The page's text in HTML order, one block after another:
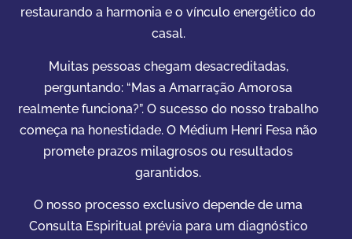
restaurando a harmonia e o vínculo energético do
casal.
Muitas pessoas chegam desacreditadas,
perguntando: “Mas a Amarração Amorosa
realmente funciona?”. O sucesso do nosso trabalho
começa na honestidade. O Médium Henri Fesa não
promete prazos milagrosos ou resultados
garantidos.
O nosso processo exclusivo depende de uma
Consulta Espiritual prévia para um diagnóstico